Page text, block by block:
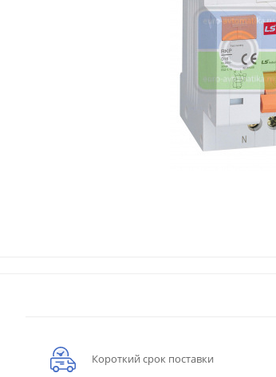
Короткий срок поставки